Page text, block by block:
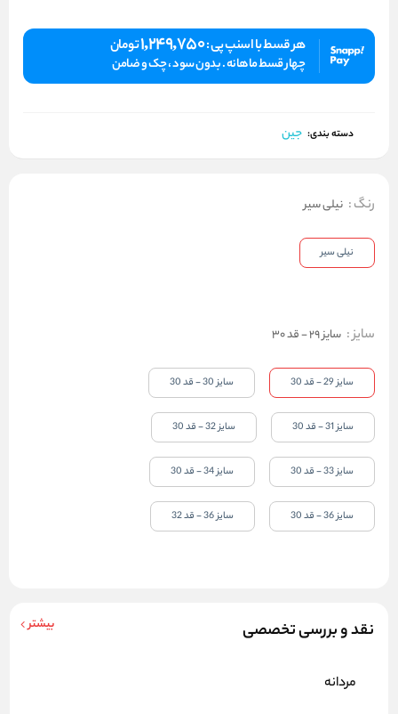
هر قسط با اسنپ پی :1,249,750تومان
چهار قسط ماهانه . بدون سود ، چک و ضامن
دسته بندی: جین
نقد و بررسی تخصصی بیشتر
مردانه
رنگ: نیلی سیر
نیلی سیر
سایز: سایز 29 - قد 30
سایز 29 - قد 30 سایز 30 - قد 30
سایز 31 - قد 30 سایز 32 - قد 30
سایز 33 - قد 30 سایز 34 - قد 30
سایز 36 - قد 30 سایز 36 - قد 32